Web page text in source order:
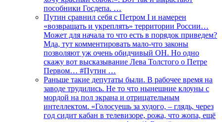
пособники Госдепа. …
Путин сравнил себя с Петром I и намерен
«возвращать и укреплять» территории России…
Может для начала то что есть в порядок приведем?
Мда, тут комментировать мало-что законы
позволяют уж очень обидчивый ОН. Но одно
скажу вот высказывание Лева Толстого о Петре
Первом… #Путин …
Раньше такие депутаты были. В рабочее время на
заводе трудились. Не то что нынешние клоуны с
мордой на пол экрана и отрицательным
интеллектом. «Голосуешь за худого, – глядь, через
год сидит кабан в телевизоре, рожа, что жопа, ещё